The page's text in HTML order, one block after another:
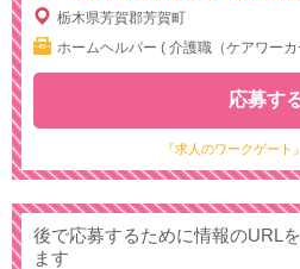
栃木県芳賀郡芳賀町
ホームヘルパー ( 介護職（ケアワー
『求人のワークゲート
応募す
後で応募するために情報のURL
ます